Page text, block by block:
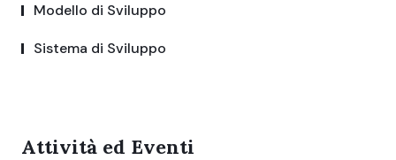
Modello di Sviluppo
Sistema di Sviluppo
Attività ed Eventi